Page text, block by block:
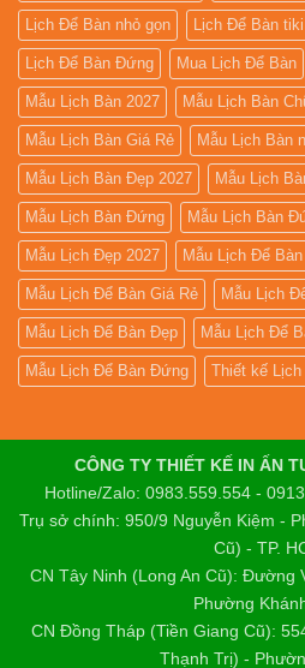
Lịch Để Bàn nhỏ gọn Lịch Để Bàn tiki
Lịch Để Bàn Đứng Mua Lịch Để Bàn
Mẫu Lịch Bàn 2027 Mẫu Lịch Bàn
Mẫu Lịch Bàn Giá Rẻ Mẫu Lịch Bàn
Mẫu Lịch Bàn Đẹp 2027 Mẫu Lịch
Mẫu Lịch Bàn Đứng Mẫu Lịch Bàn
Mẫu Lịch Đẹp 2027 Mẫu Lịch Để Bàn
Mẫu Lịch Để Bàn Giá Rẻ Mẫu Lịch
Mẫu Lịch Để Bàn Đẹp Mẫu Lịch Để
Mẫu Lịch Để Bàn Đứng Thiết kế
CÔNG TY THIẾT KẾ IN ẤN
Hotline/Zalo: 0983.559.554 -
Trụ sở chính: 950/9 Nguyễn Kiệm -
Cũ) - TP.
CN Tây Ninh (Long An Cũ): Đường
Phường
CN Đồng Tháp (Tiền Giang Cũ):
Thạnh Trị) -